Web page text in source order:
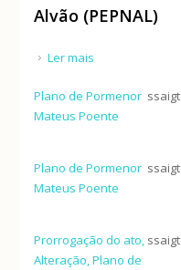
Alvão (PEPNAL)
Ler mais
Plano de Pormenor
Mateus Poente
ssaigt
Plano de Pormenor
Mateus Poente
ssaigt
Prorrogação do ato,
Alteração, Plano de
ssaigt